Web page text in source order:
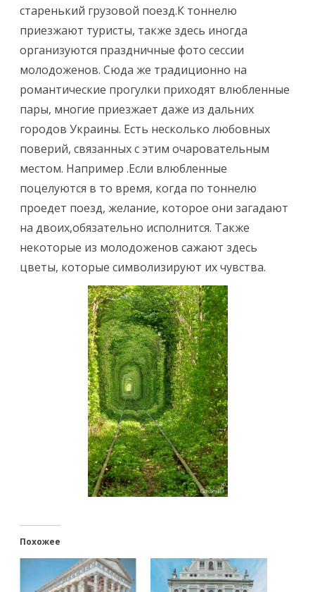
ь
л
б
в
и
старенький грузовой поезд.К тоннелю
приезжают туристы, также здесь иногда
организуются праздничные фото сессии
молодоженов. Сюда же традиционно на
романтические прогулки приходят влюбленные
пары, многие приезжает даже из дальних
городов Украины. Есть несколько любовных
поверий, связанных с этим очаровательным
местом. Например .Если влюбленные
поцелуются в то время, когда по тоннелю
проедет поезд, желание, которое они загадают
на двоих,обязательно исполнится. Также
некоторые из молодоженов сажают здесь
цветы, которые символизируют их чувства.
Похожее